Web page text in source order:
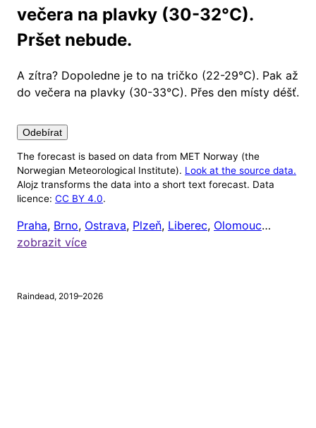
večera na plavky (30-32°C).
Pršet nebude.
A zítra? Dopoledne je to na tričko (22-29°C). Pak až
do večera na plavky (30-33°C). Přes den místy déšť.
Odebírat
Nastavení
Alojz v tuto chvíli ignoruje počasí mimo 8:00 až
venku počasí, když jsou zrovna doma). Čas odeslání
upozornění si ale můžete nastavit níže.
Chci dostávat upozornění na
The forecast is based on data from MET Norway (the
Norwegian Meteorological Institute). Look at the source data.
Alojz transforms the data into a short text forecast. Data
licence: CC BY 4.0.
Praha, Brno, Ostrava, Plzeň, Liberec, Olomouc…
zobrazit více
Raindead, 2019–2026